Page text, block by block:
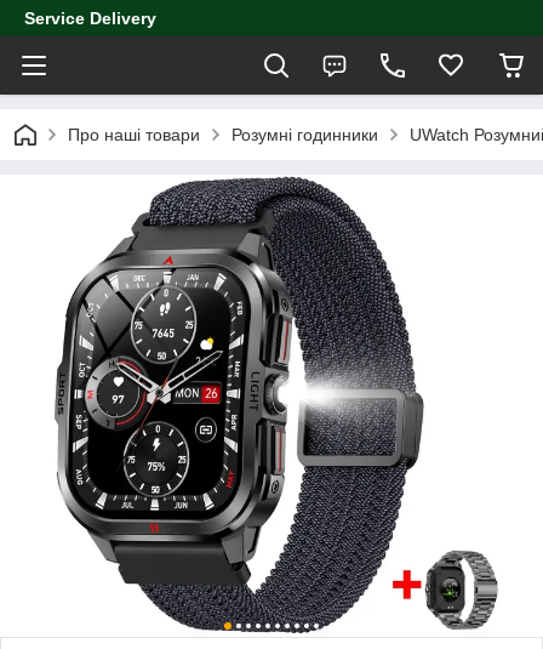
Service Delivery
Про наші товари Розумні годинники UWatch